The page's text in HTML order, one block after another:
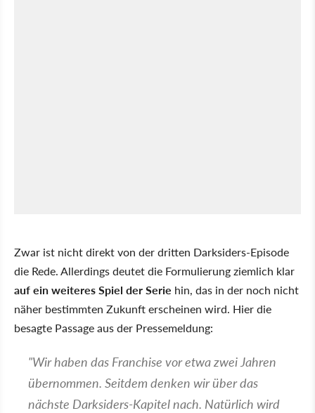
Zwar ist nicht direkt von der dritten Darksiders-Episode
die Rede. Allerdings deutet die Formulierung ziemlich klar
auf ein weiteres Spiel der Serie hin, das in der noch nicht
näher bestimmten Zukunft erscheinen wird. Hier die
besagte Passage aus der Pressemeldung:
"Wir haben das Franchise vor etwa zwei Jahren
übernommen. Seitdem denken wir über das
nächste Darksiders-Kapitel nach. Natürlich wird